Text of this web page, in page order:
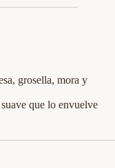
grosella, mora y
que lo envuelve